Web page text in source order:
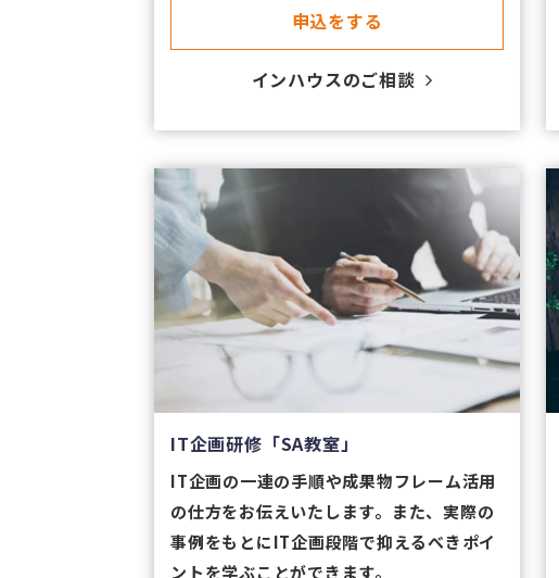
​申込をする
​インハウスのご相談
IT企画研修「SA教室」
IT企画の一連の手順や成果物フレーム活用
の仕方をお伝えいたします。また、実際の
事例をもとにIT企画段階で抑えるべきポイ
ントを学ぶことができます。